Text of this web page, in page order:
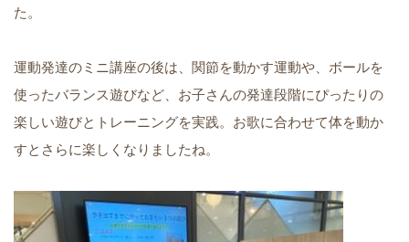
た。
運動発達のミニ講座の後は、関節を動かす運動や、ボールを
使ったバランス遊びなど、お子さんの発達段階にぴったりの
楽しい遊びとトレーニングを実践。お歌に合わせて体を動か
すとさらに楽しくなりましたね。